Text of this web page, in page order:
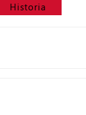
Historia